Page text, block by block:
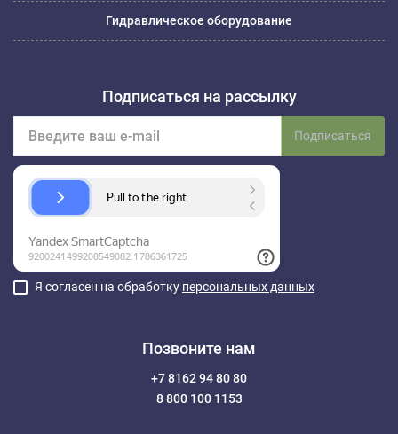
Гидравлическое оборудование
Подписаться на рассылку
Подписаться
Я согласен на обработку персональных данных
Позвоните нам
+7 8162 94 80 80
8 800 100 1153